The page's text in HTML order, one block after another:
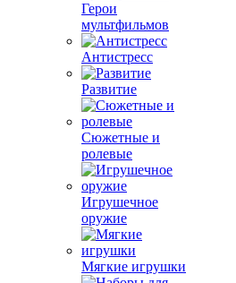
Герои
мультфильмов
Антистресс
Развитие
Сюжетные и
ролевые
Игрушечное
оружие
Мягкие игрушки